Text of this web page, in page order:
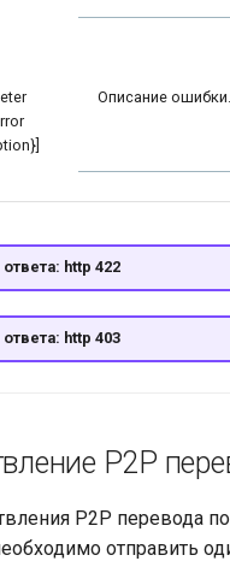
Описание ошибки.
http 422
http 403
P2P
P2P перевода
отправить